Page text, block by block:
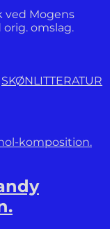
ved Mogens
omslag.
SKØNLITTERATUR